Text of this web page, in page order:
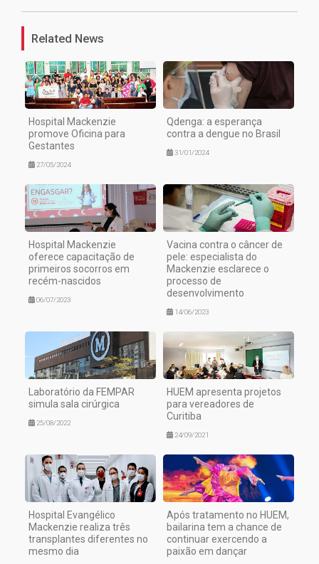
Related News
Hospital Mackenzie
promove Oficina para
Gestantes
27/05/2024
Qdenga: a esperança
contra a dengue no Brasil
31/01/2024
Hospital Mackenzie
oferece capacitação de
primeiros socorros em
recém-nascidos
06/07/2023
Vacina contra o câncer de
pele: especialista do
Mackenzie esclarece o
processo de
desenvolvimento
14/06/2023
Laboratório da FEMPAR
simula sala cirúrgica
25/08/2022
HUEM apresenta projetos
para vereadores de
Curitiba
24/09/2021
Hospital Evangélico
Mackenzie realiza três
transplantes diferentes no
mesmo dia
Após tratamento no HUEM,
bailarina tem a chance de
continuar exercendo a
paixão em dançar